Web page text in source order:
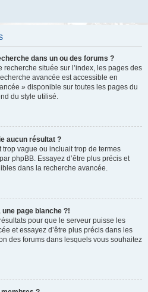
dans un ou des forums ?
située sur l’index, les pages des
avancée est accessible en
» disponible sur toutes les pages du
du style utilisé.
aucun résultat ?
vague ou incluait trop de termes
phpBB. Essayez d’être plus précis et
dans la recherche avancée.
page blanche ?!
pour que le serveur puisse les
et essayez d’être plus précis dans les
des forums dans lesquels vous souhaitez